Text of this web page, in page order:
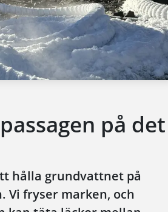
på det
hålla grundvattnet på
Vi fryser marken, och